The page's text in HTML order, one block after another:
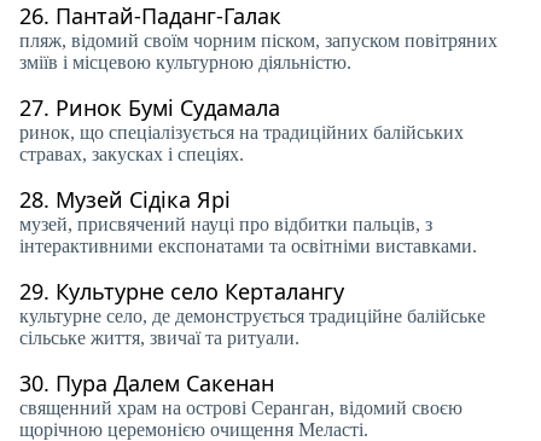
26. Пантай-Паданг-Галак
пляж, відомий своїм чорним піском, запуском повітряних
зміїв і місцевою культурною діяльністю.
27. Ринок Бумі Судамала
ринок, що спеціалізується на традиційних балійських
стравах, закусках і спеціях.
28. Музей Сідіка Ярі
музей, присвячений науці про відбитки пальців, з
інтерактивними експонатами та освітніми виставками.
29. Культурне село Керталангу
культурне село, де демонструється традиційне балійське
сільське життя, звичаї та ритуали.
30. Пура Далем Сакенан
священний храм на острові Серанган, відомий своєю
щорічною церемонією очищення Меласті.